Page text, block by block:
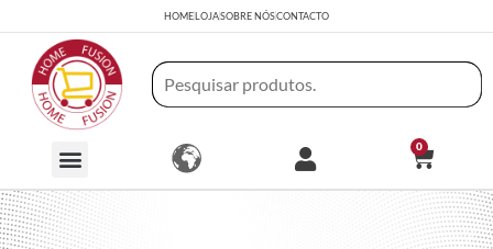
HOMELOJASOBRE NÓSCONTACTO
0